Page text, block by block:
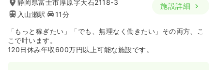
静岡県富士市厚原字大石2118-3
入山瀬駅
11分
施設詳細
「もっと稼ぎたい」「でも、無理なく働きたい」その両方、こ
こで叶います。
120日休み年収600万円以上可能な施設です。